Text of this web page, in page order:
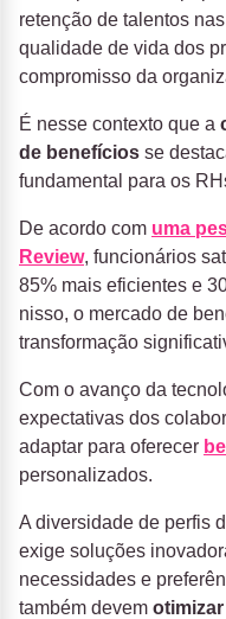
retenção de talentos
qualidade de vida dos
compromisso da
É nesse contexto que a
de benefícios se
fundamental para os
De acordo com uma
Review, funcionários
85% mais eficientes e
nisso, o mercado de
transformação
Com o avanço da
expectativas dos
adaptar para oferecer
personalizados.
A diversidade de perfis
exige soluções
necessidades e
também devem